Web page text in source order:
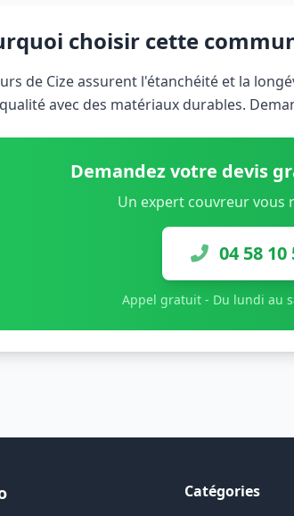
choisir cette
de Cize assurent l'étanchéité et la
avec des matériaux durables.
Demandez votre devis
Un expert couvreur vous
04 58 10
Appel gratuit - Du lundi au
Catégories